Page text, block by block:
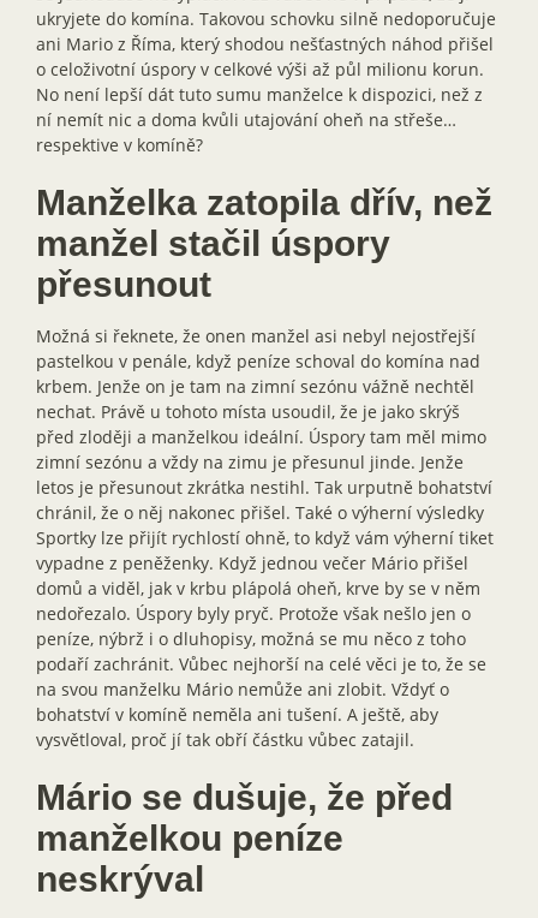
ukryjete do komína. Takovou schovku silně nedoporučuje
ani Mario z Říma, který shodou nešťastných náhod přišel
o celoživotní úspory v celkové výši až půl milionu korun.
No není lepší dát tuto sumu manželce k dispozici, než z
ní nemít nic a doma kvůli utajování oheň na střeše…
respektive v komíně?
Manželka zatopila dřív, než
manžel stačil úspory
přesunout
Možná si řeknete, že onen manžel asi nebyl nejostřejší
pastelkou v penále, když peníze schoval do komína nad
krbem. Jenže on je tam na zimní sezónu vážně nechtěl
nechat. Právě u tohoto místa usoudil, že je jako skrýš
před zloději a manželkou ideální. Úspory tam měl mimo
zimní sezónu a vždy na zimu je přesunul jinde. Jenže
letos je přesunout zkrátka nestihl. Tak urputně bohatství
chránil, že o něj nakonec přišel. Také o výherní výsledky
Sportky lze přijít rychlostí ohně, to když vám výherní tiket
vypadne z peněženky. Když jednou večer Mário přišel
domů a viděl, jak v krbu plápolá oheň, krve by se v něm
nedořezalo. Úspory byly pryč. Protože však nešlo jen o
peníze, nýbrž i o dluhopisy, možná se mu něco z toho
podaří zachránit. Vůbec nejhorší na celé věci je to, že se
na svou manželku Mário nemůže ani zlobit. Vždyť o
bohatství v komíně neměla ani tušení. A ještě, aby
vysvětloval, proč jí tak obří částku vůbec zatajil.
Mário se dušuje, že před
manželkou peníze
neskrýval